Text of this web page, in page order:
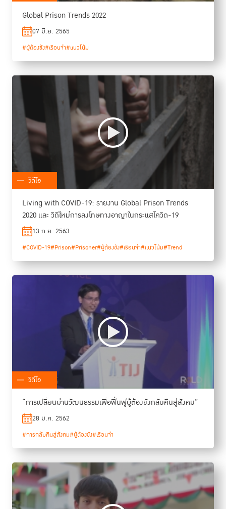
Global Prison Trends 2022
07 มิ.ย. 2565
#ผู้ต้องขัง#เรือนจำ#แนวโน้ม
วิดีโอ
Living with COVID-19: รายงาน Global Prison Trends
2020 และ วิถีใหม่การลงโทษทางอาญาในกระแสโควิด-19
13 ก.ย. 2563
#COVID-19#Prison#Prisoner#ผู้ต้องขัง#เรือนจำ#แนวโน้ม#Trend
วิดีโอ
“การเปลี่ยนผ่านวัฒนธรรมเพื่อฟื้นฟูผู้ต้องขังกลับคืนสู่สังคม”
28 ม.ค. 2562
#การกลับคืนสู่สังคม#ผู้ต้องขัง#เรือนจำ